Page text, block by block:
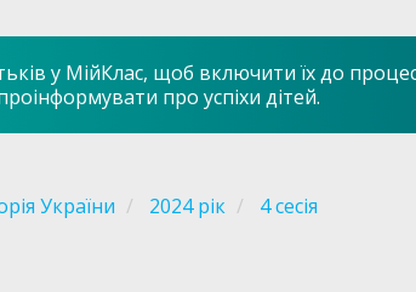
у МійКлас, щоб включити їх до
про успіхи дітей.
України 2024 рік 4 сесія